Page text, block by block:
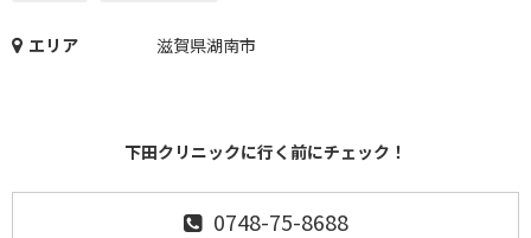
エリア 滋賀県湖南市
下田クリニックに行く前にチェック！
0748-75-8688